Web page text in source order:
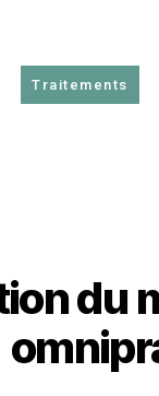
Traitements
du